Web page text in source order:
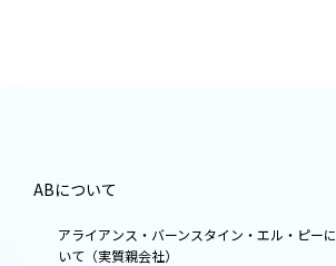
ABについて
アライアンス・バーンスタイン・エル・ピー
いて（実質親会社）